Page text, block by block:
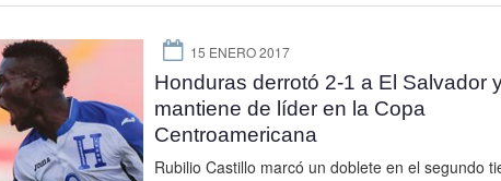
15 ENERO 2017
Honduras derrotó 2-1 a El Salvador
mantiene de líder en la Copa
Centroamericana
Rubilio Castillo marcó un doblete en el segundo